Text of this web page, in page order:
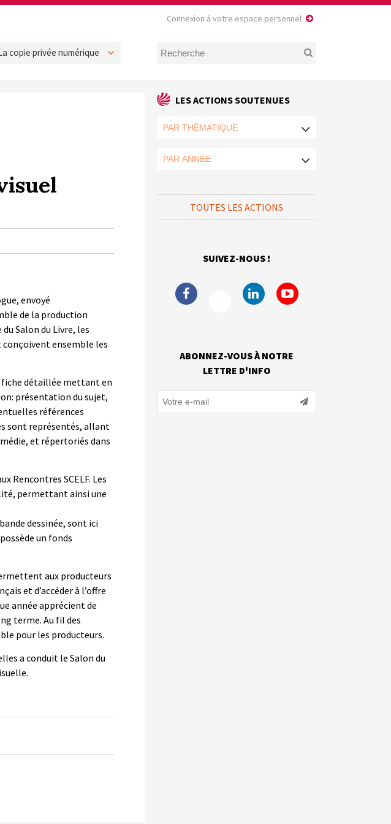
copie privée numérique
Connexion à votre espace personnel
envoyé
de la production
Salon du Livre, les
conçoivent ensemble les
fiche détaillée mettant en
présentation du sujet,
références
sont représentés, allant
et répertoriés dans
Rencontres SCELF. Les
permettant ainsi une
dessinée, sont ici
un fonds
aux producteurs
et d’accéder à l’offre
année apprécient de
terme. Au fil des
pour les producteurs.
a conduit le Salon du
LES ACTIONS SOUTENUES
TOUTES LES ACTIONS
SUIVEZ-NOUS !
ABONNEZ-VOUS À NOTRE
LETTRE D'INFO